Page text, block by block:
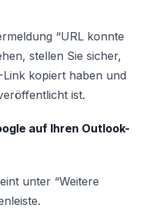
“URL konnte
stellen Sie sicher,
kopiert haben und
ist.
auf Ihren Outlook-
unter “Weitere